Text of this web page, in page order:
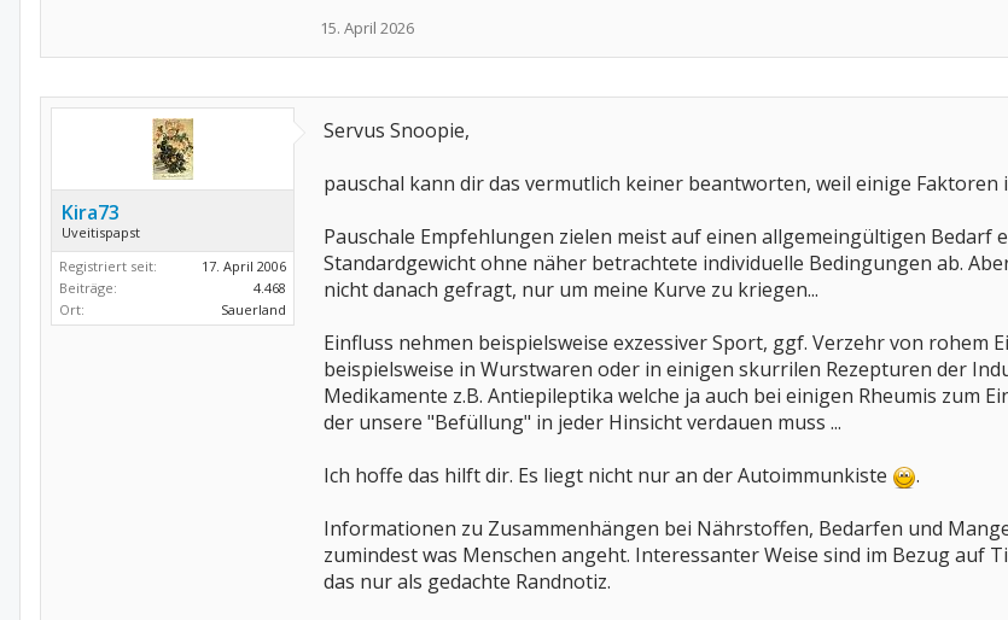
15. April 2026
Kira73
Uveitispapst
Registriert seit:
17. April 2006
Beiträge:
4.468
Ort:
Sauerland
Servus Snoopie,
pauschal kann dir das vermutlich keiner beantworten, weil einige
Pauschale Empfehlungen zielen meist auf einen allgemeingültigen Bedarf
Standardgewicht ohne näher betrachtete individuelle Bedingungen ab.
nicht danach gefragt, nur um meine Kurve zu kriegen...
Einfluss nehmen beispielsweise exzessiver Sport, ggf. Verzehr von rohem
beispielsweise in Wurstwaren oder in einigen skurrilen Rezepturen der
Medikamente z.B. Antiepileptika welche ja auch bei einigen Rheumis zum
der unsere "Befüllung" in jeder Hinsicht verdauen muss ...
Ich hoffe das hilft dir. Es liegt nicht nur an der Autoimmunkiste
.
Informationen zu Zusammenhängen bei Nährstoffen, Bedarfen und
zumindest was Menschen angeht. Interessanter Weise sind im Bezug
das nur als gedachte Randnotiz.